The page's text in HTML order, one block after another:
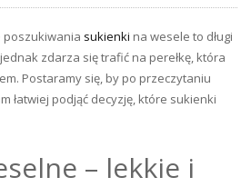
poszukiwania sukienki na wesele to długi
zdarza się trafić na perełkę, która
Postaramy się, by po przeczytaniu
łatwiej podjąć decyzję, które sukienki
– lekkie i